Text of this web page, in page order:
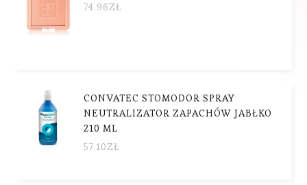
74.96ZŁ
CONVATEC STOMODOR SPRAY
NEUTRALIZATOR ZAPACHÓW JABŁKO
210 ML
57.10ZŁ